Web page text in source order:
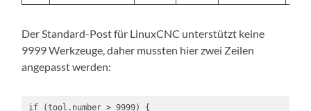
Der Standard-Post für LinuxCNC unterstützt keine
9999 Werkzeuge, daher mussten hier zwei Zeilen
angepasst werden:
if (tool.number > 9999) {